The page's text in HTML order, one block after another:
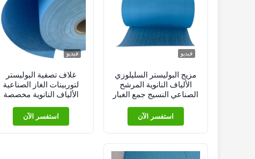
فيديو
مزيج البوليستر السليلوزي
الألياف النانوية المرشح
الصناعي النسيج جمع الغبار
استفسر الآن
فيديو
غلاف تصفية البوليستر
لتوربينات الغاز الصناعية
الألياف النانوية مخصصة
استفسر الآن